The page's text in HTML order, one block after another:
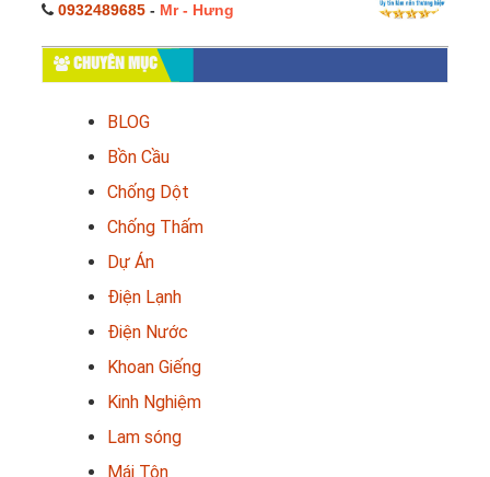
0932489685 - Mr - Hưng
CHUYÊN MỤC
BLOG
Bồn Cầu
Chống Dột
Chống Thấm
Dự Án
Điện Lạnh
Điện Nước
Khoan Giếng
Kinh Nghiệm
Lam sóng
Mái Tôn